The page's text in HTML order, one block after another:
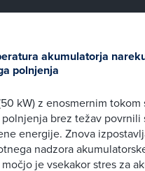
akumulatorja
polnjenja
kW) z enosmernim tokom
brez težav povrnili
energije. Znova
nadzora
je vsekakor stres za